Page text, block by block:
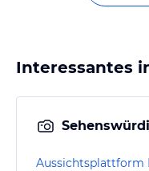
Interessantes
Aussichtsplattform